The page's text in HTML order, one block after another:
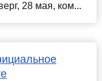
28 мая, ком...